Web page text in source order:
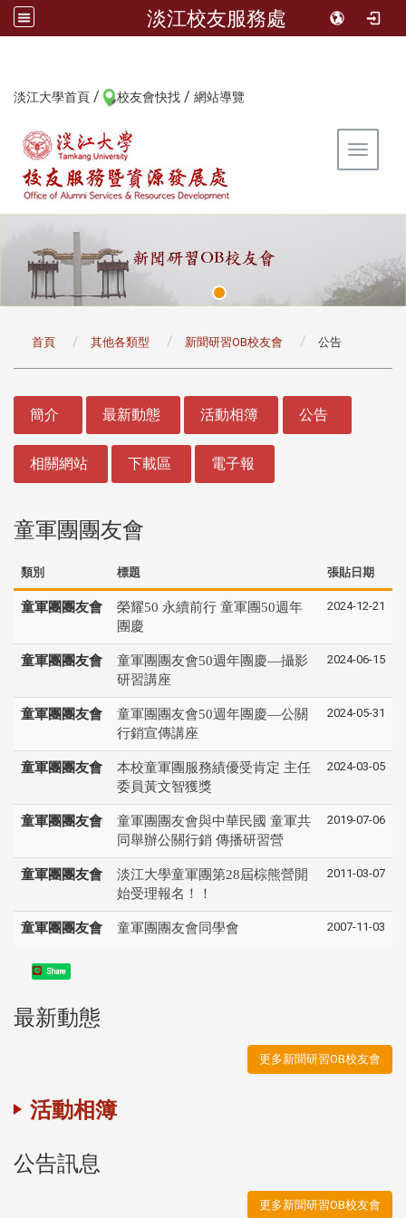
淡江校友服務處
淡江大學首頁 / 校友會快找 / 網站導覽
Toggle
首頁 其他各類型 新聞研習OB校友會 公告
簡介 最新動態 活動相簿 公告
相關網站 下載區 電子報
童軍團團友會
類別 標題 張貼日期
童軍團團友會
榮耀50 永續前行 童軍團50週年
團慶
2024-12-21
童軍團團友會
童軍團團友會50週年團慶—攝影
研習講座
2024-06-15
童軍團團友會
童軍團團友會50週年團慶—公關
行銷宣傳講座
2024-05-31
童軍團團友會
本校童軍團服務績優受肯定 主任
委員黃文智獲獎
2024-03-05
童軍團團友會
童軍團團友會與中華民國 童軍共
同舉辦公關行銷 傳播研習營
2019-07-06
童軍團團友會
淡江大學童軍團第28屆棕熊營開
始受理報名！！
2011-03-07
童軍團團友會 童軍團團友會同學會 2007-11-03
Share
最新動態
更多新聞研習OB校友會
活動相簿
公告訊息
更多新聞研習OB校友會